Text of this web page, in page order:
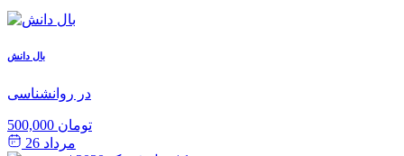
بال دانش
در روانشناسی
500,000 تومان
مرداد 26